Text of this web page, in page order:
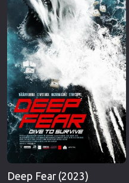
Deep Fear (2023)